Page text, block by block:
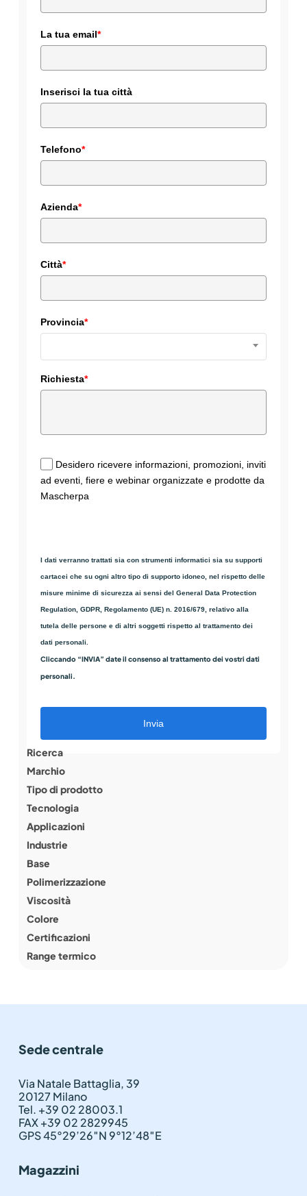
La tua email*
Inserisci la tua città
Telefono*
Azienda*
Città*
Provincia*
Richiesta*
Desidero ricevere informazioni, promozioni, inviti
ad eventi, fiere e webinar organizzate e prodotte da
Mascherpa
I dati verranno trattati sia con strumenti informatici sia su supporti
cartacei che su ogni altro tipo di supporto idoneo, nel rispetto delle
misure minime di sicurezza ai sensi del General Data Protection
Regulation, GDPR, Regolamento (UE) n. 2016/679, relativo alla
tutela delle persone e di altri soggetti rispetto al trattamento dei
dati personali.
Cliccando “INVIA” date il consenso al trattamento dei vostri dati
personali.
Invia
Ricerca
Marchio
Tipo di prodotto
Tecnologia
Applicazioni
Industrie
Base
Polimerizzazione
Viscosità
Colore
Certificazioni
Range termico
Sede centrale
Via Natale Battaglia, 39
20127 Milano
Tel. +39 02 28003.1
FAX +39 02 2829945
GPS 45°29’26″N 9°12’48″E
Magazzini